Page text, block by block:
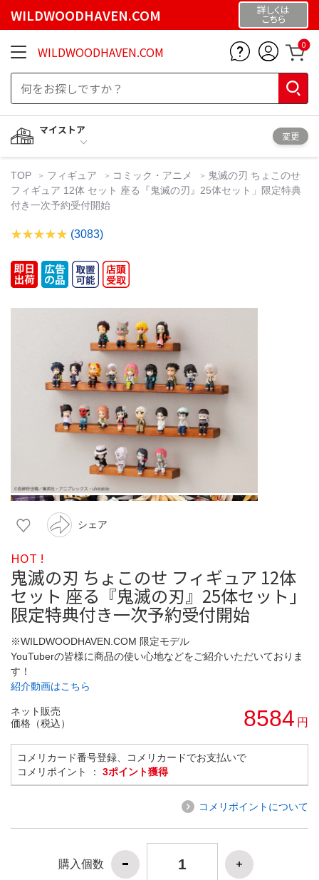
WILDWOODHAVEN.COM 詳しくは
こちら
WILDWOODHAVEN.COM 0
マイストア
変更
TOP フィギュア コミック・アニメ
鬼滅の刃 ちょこのせ
フィギュア 12体 セット 座る『鬼滅の刃』25体セット」限定特典
付き一次予約受付開始
(3083)
シェア
HOT !
鬼滅の刃 ちょこのせ フィギュア 12体
セット 座る『鬼滅の刃』25体セット」
限定特典付き一次予約受付開始
※WILDWOODHAVEN.COM 限定モデル
YouTuberの皆様に商品の使い心地などをご紹介いただいておりま
す！
紹介動画はこちら
ネット販売
価格（税込）
8584 円
コメリカード番号登録、コメリカードでお支払いで
コメリポイント ： 3ポイント獲得
コメリポイントについて
購入個数